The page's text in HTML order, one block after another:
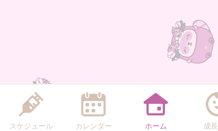
スケジュール カレンダー ホーム 成